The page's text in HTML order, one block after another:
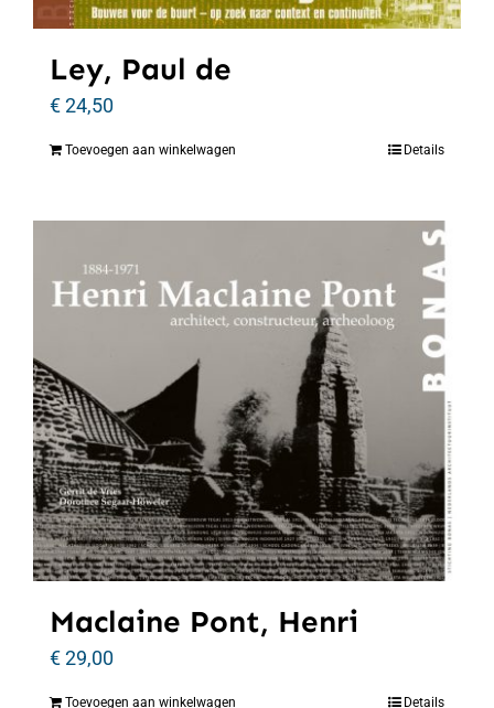
Ley, Paul de
€24,50
Toevoegen aan winkelwagen Details
Maclaine Pont, Henri
€29,00
Toevoegen aan winkelwagen Details